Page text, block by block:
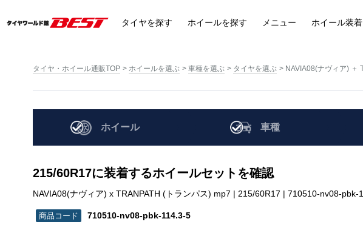
タイヤを探す ホイールを探す メニュー ホイール装着
タイヤ・ホイール通販TOP ホイールを選ぶ 車種を選ぶ タイヤを選ぶ NAVIA08(ナヴィア) ＋
ホイール 車種
215/60R17に装着するホイールセットを確認
NAVIA08(ナヴィア) x TRANPATH (トランパス) mp7 | 215/60R17 | 710510-nv08-pbk-
710510-nv08-pbk-114.3-5